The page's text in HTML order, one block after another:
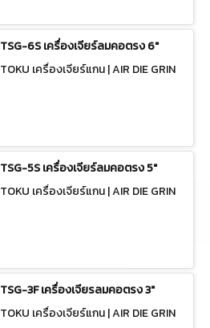
TSG-6S เครื่องเจียร์ลมคอตรง 6"
TOKU เครื่องเจียร์แกน | AIR DIE GRIN
TSG-5S เครื่องเจียร์ลมคอตรง 5"
TOKU เครื่องเจียร์แกน | AIR DIE GRIN
TSG-3F เครื่องเจียรลมคอตรง 3"
TOKU เครื่องเจียร์แกน | AIR DIE GRIN